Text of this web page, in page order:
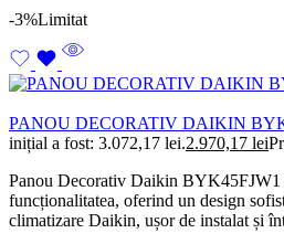
-3%Limitat
PANOU DECORATIV DAIKIN
inițial a fost: 3.072,17 lei.2.970,17 lei
Panou Decorativ Daikin BYK45FJW1
funcționalitatea, oferind un design
climatizare Daikin, ușor de instalat și